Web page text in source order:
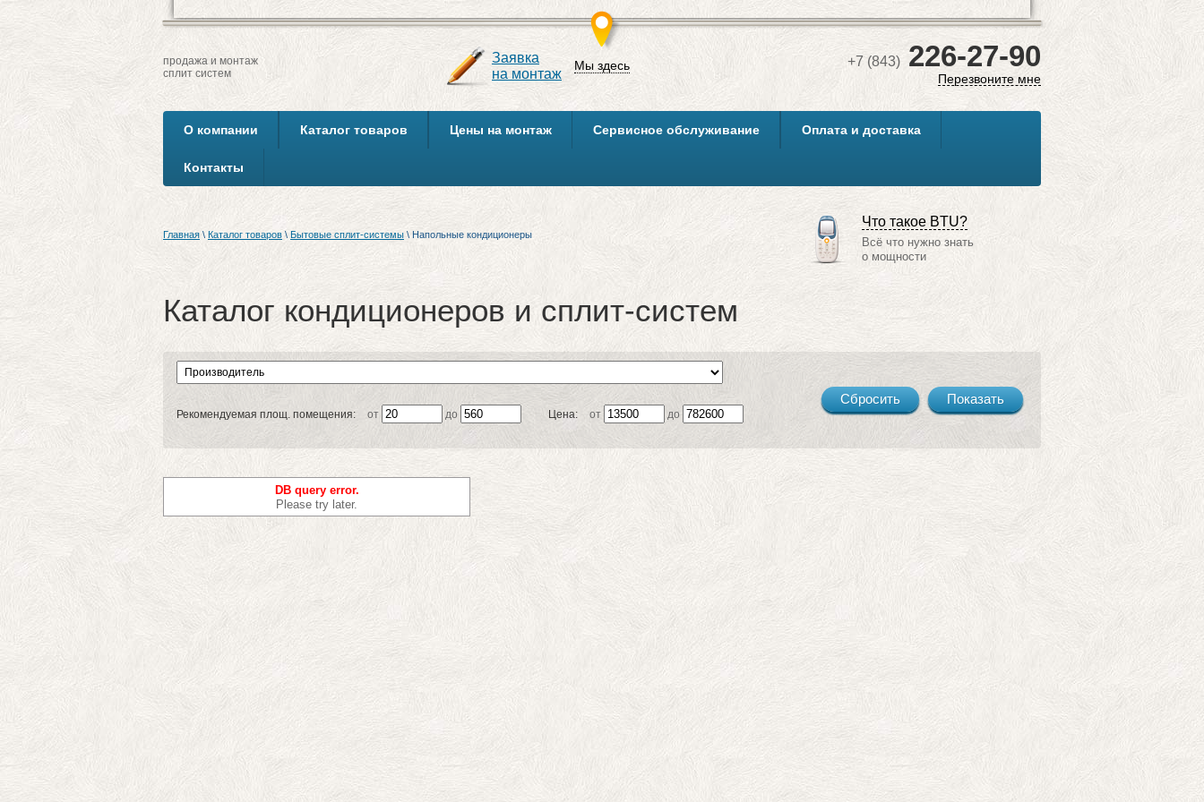
Мы здесь
продажа и монтаж
сплит систем
Заявка
на монтаж
+7 (843) 226-27-90
Перезвоните мне
О компании Каталог товаров Цены на монтаж Сервисное обслуживание Оплата и доставка
Контакты
Главная \ Каталог товаров \ Бытовые сплит-системы \ Напольные кондиционеры
Что такое BTU?
Всё что нужно знать
о мощности
Каталог кондиционеров и сплит-систем
Показать
Сбросить
Рекомендуемая площ. помещения: от до Цена: от до
DB query error.
Please try later.